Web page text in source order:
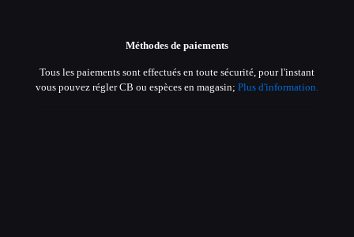
Méthodes de paiements
Tous les paiements sont effectués en toute sécurité, pour l'instant
vous pouvez régler CB ou espèces en magasin; Plus d'information.